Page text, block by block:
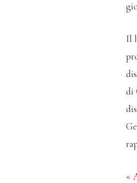
Il
di
«